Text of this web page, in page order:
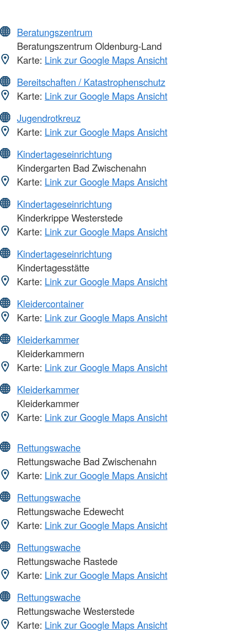
Beratungszentrum
Beratungszentrum Oldenburg-Land
Karte: Link zur Google Maps Ansicht
Bereitschaften / Katastrophenschutz
Karte: Link zur Google Maps Ansicht
Jugendrotkreuz
Karte: Link zur Google Maps Ansicht
Kindertageseinrichtung
Kindergarten Bad Zwischenahn
Karte: Link zur Google Maps Ansicht
Kindertageseinrichtung
Kinderkrippe Westerstede
Karte: Link zur Google Maps Ansicht
Kindertageseinrichtung
Kindertagesstätte
Karte: Link zur Google Maps Ansicht
Kleidercontainer
Karte: Link zur Google Maps Ansicht
Kleiderkammer
Kleiderkammern
Karte: Link zur Google Maps Ansicht
Kleiderkammer
Kleiderkammer
Karte: Link zur Google Maps Ansicht
Rettungswache
Rettungswache Bad Zwischenahn
Karte: Link zur Google Maps Ansicht
Rettungswache
Rettungswache Edewecht
Karte: Link zur Google Maps Ansicht
Rettungswache
Rettungswache Rastede
Karte: Link zur Google Maps Ansicht
Rettungswache
Rettungswache Westerstede
Karte: Link zur Google Maps Ansicht